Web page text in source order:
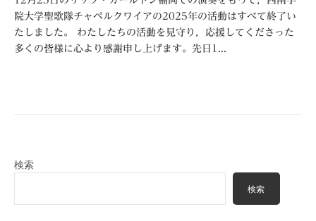
院大学聖歌隊チャペルクワイアの2025年の活動はすべて終了い
たしました。 わたしたちの活動を見守り，応援してくださった
多くの皆様に心より感謝申し上げます。先日1...
検索
検索